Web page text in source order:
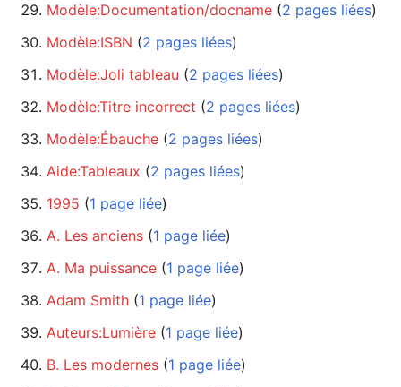
Modèle:Documentation/docname ‏‎ (2 pages liées)
Modèle:ISBN ‏‎ (2 pages liées)
Modèle:Joli tableau ‏‎ (2 pages liées)
Modèle:Titre incorrect ‏‎ (2 pages liées)
Modèle:Ébauche ‏‎ (2 pages liées)
Aide:Tableaux ‏‎ (2 pages liées)
1995 ‏‎ (1 page liée)
A. Les anciens ‏‎ (1 page liée)
A. Ma puissance ‏‎ (1 page liée)
Adam Smith ‏‎ (1 page liée)
Auteurs:Lumière ‏‎ (1 page liée)
B. Les modernes ‏‎ (1 page liée)